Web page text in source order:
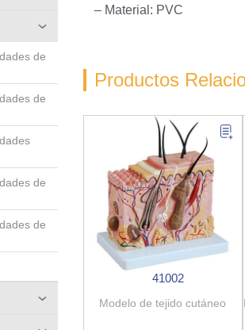
de
de
de
de
– Material: PVC
Productos
41002
Modelo de tejido cutáneo